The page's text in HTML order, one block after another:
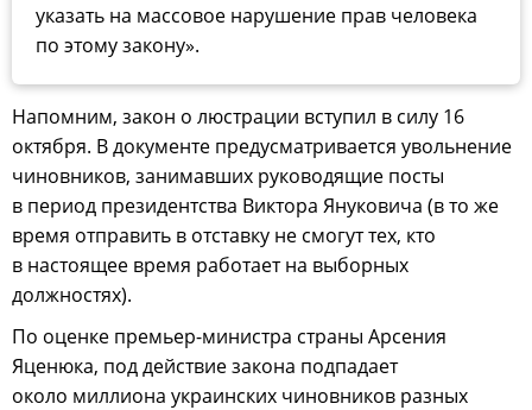
указать на массовое нарушение прав человека
по этому закону».
Напомним, закон о люстрации вступил в силу 16
октября. В документе предусматривается увольнение
чиновников, занимавших руководящие посты
в период президентства Виктора Януковича (в то же
время отправить в отставку не смогут тех, кто
в настоящее время работает на выборных
должностях).
По оценке премьер-министра страны Арсения
Яценюка, под действие закона подпадает
около миллиона украинских чиновников разных